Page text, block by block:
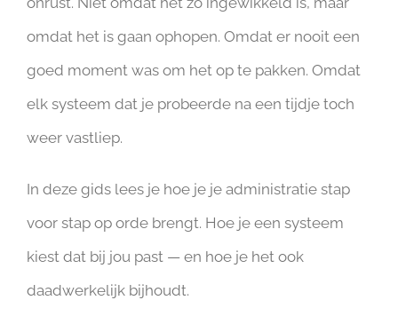
omdat het is gaan ophopen. Omdat er nooit een
goed moment was om het op te pakken. Omdat
elk systeem dat je probeerde na een tijdje toch
weer vastliep.
In deze gids lees je hoe je je administratie stap
voor stap op orde brengt. Hoe je een systeem
kiest dat bij jou past — en hoe je het ook
daadwerkelijk bijhoudt.